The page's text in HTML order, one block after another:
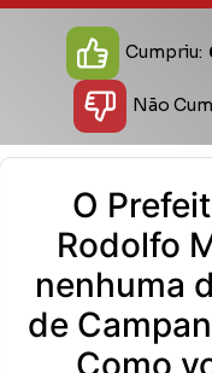
Cumpriu:
Não
O
Rodolfo
nenhuma
de
Como